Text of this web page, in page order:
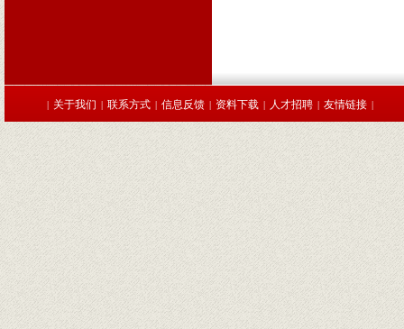
| 关于我们 | 联系方式 | 信息反馈 | 资料下载 | 人才招聘 | 友情链接 |